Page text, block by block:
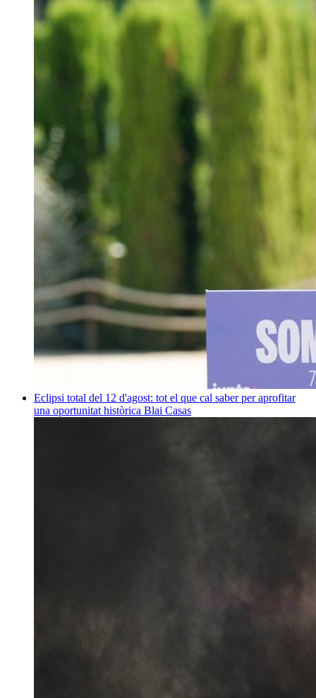
Eclipsi total del 12 d'agost: tot el que cal saber per aprofitar
una oportunitat històrica Blai Casas